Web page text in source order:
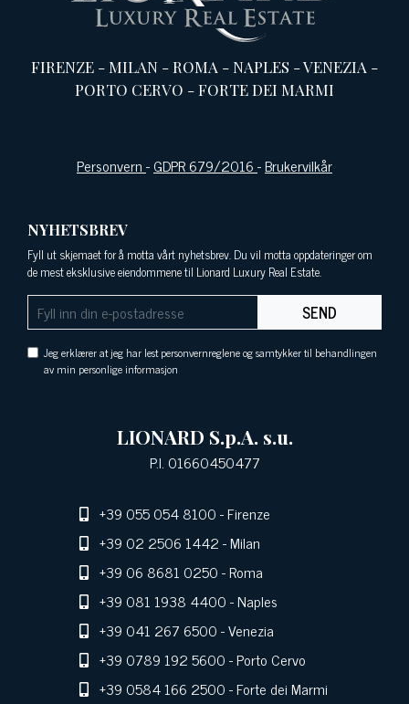
FIRENZE -MILAN -ROMA -NAPLES -VENEZIA -
PORTO CERVO -FORTE DEI MARMI
Personvern-GDPR 679/2016-Brukervilkår
NYHETSBREV
Fyll ut skjemaet for å motta vårt nyhetsbrev. Du vil motta oppdateringer om
de mest eksklusive eiendommene til Lionard Luxury Real Estate.
SEND
Jeg erklærer at jeg har lest personvernreglene og samtykker til behandlingen
av min personlige informasjon
LIONARD S.p.A. s.u.
P.I. 01660450477
+39 055 054 8100- Firenze
+39 02 2506 1442- Milan
+39 06 8681 0250- Roma
+39 081 1938 4400- Naples
+39 041 267 6500- Venezia
+39 0789 192 5600- Porto Cervo
+39 0584 166 2500- Forte dei Marmi